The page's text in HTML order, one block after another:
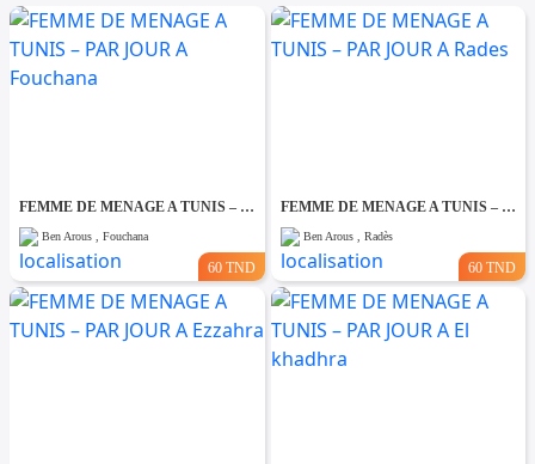
FEMME DE MENAGE A TUNIS – PAR JOUR A Fouchana
Ben Arous , Fouchana
60 TND
FEMME DE MENAGE A TUNIS – PAR JOUR A Rades
Ben Arous , Radès
60 TND